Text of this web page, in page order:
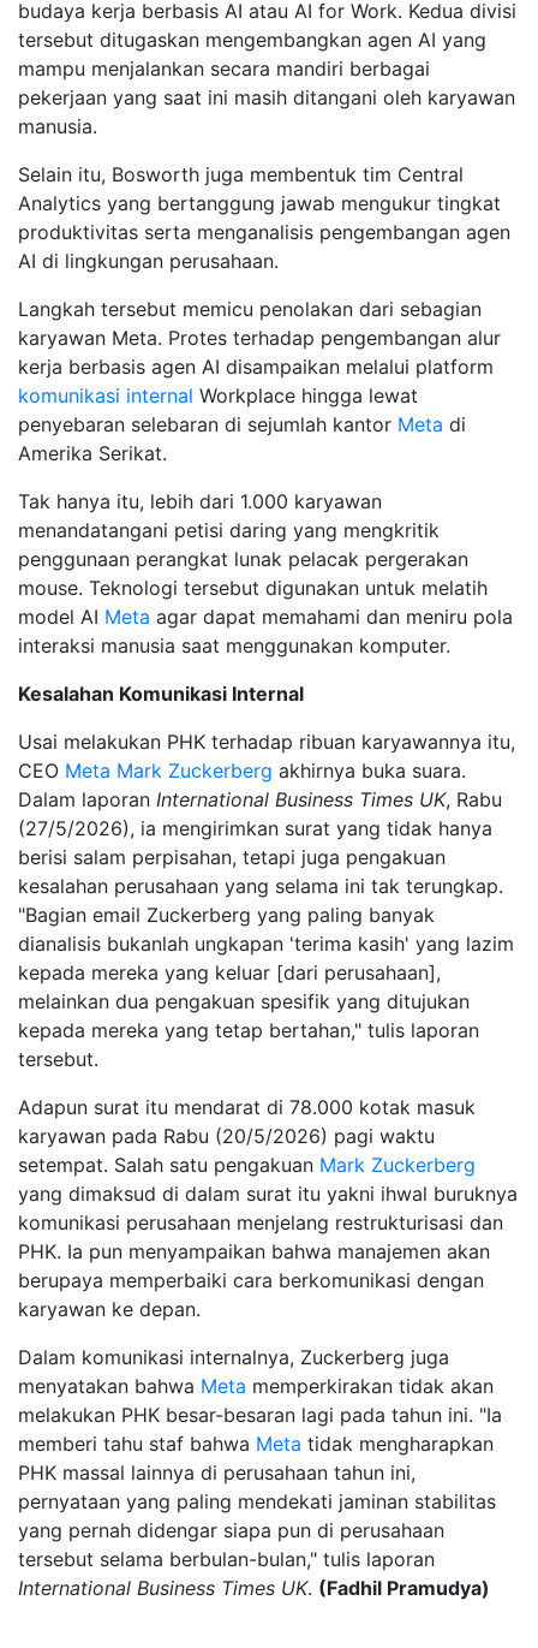
budaya kerja berbasis AI atau AI for Work. Kedua divisi
tersebut ditugaskan mengembangkan agen AI yang
mampu menjalankan secara mandiri berbagai
pekerjaan yang saat ini masih ditangani oleh karyawan
manusia.
Selain itu, Bosworth juga membentuk tim Central
Analytics yang bertanggung jawab mengukur tingkat
produktivitas serta menganalisis pengembangan agen
AI di lingkungan perusahaan.
Langkah tersebut memicu penolakan dari sebagian
karyawan Meta. Protes terhadap pengembangan alur
kerja berbasis agen AI disampaikan melalui platform
komunikasi internal Workplace hingga lewat
penyebaran selebaran di sejumlah kantor Meta di
Amerika Serikat.
Tak hanya itu, lebih dari 1.000 karyawan
menandatangani petisi daring yang mengkritik
penggunaan perangkat lunak pelacak pergerakan
mouse. Teknologi tersebut digunakan untuk melatih
model AI Meta agar dapat memahami dan meniru pola
interaksi manusia saat menggunakan komputer.
Kesalahan Komunikasi Internal
Usai melakukan PHK terhadap ribuan karyawannya itu,
CEO Meta Mark Zuckerberg akhirnya buka suara.
Dalam laporan International Business Times UK, Rabu
(27/5/2026), ia mengirimkan surat yang tidak hanya
berisi salam perpisahan, tetapi juga pengakuan
kesalahan perusahaan yang selama ini tak terungkap.
"Bagian email Zuckerberg yang paling banyak
dianalisis bukanlah ungkapan 'terima kasih' yang lazim
kepada mereka yang keluar [dari perusahaan],
melainkan dua pengakuan spesifik yang ditujukan
kepada mereka yang tetap bertahan," tulis laporan
tersebut.
Adapun surat itu mendarat di 78.000 kotak masuk
karyawan pada Rabu (20/5/2026) pagi waktu
setempat. Salah satu pengakuan Mark Zuckerberg
yang dimaksud di dalam surat itu yakni ihwal buruknya
komunikasi perusahaan menjelang restrukturisasi dan
PHK. Ia pun menyampaikan bahwa manajemen akan
berupaya memperbaiki cara berkomunikasi dengan
karyawan ke depan.
Dalam komunikasi internalnya, Zuckerberg juga
menyatakan bahwa Meta memperkirakan tidak akan
melakukan PHK besar-besaran lagi pada tahun ini. "Ia
memberi tahu staf bahwa Meta tidak mengharapkan
PHK massal lainnya di perusahaan tahun ini,
pernyataan yang paling mendekati jaminan stabilitas
yang pernah didengar siapa pun di perusahaan
tersebut selama berbulan-bulan," tulis laporan
International Business Times UK. (Fadhil Pramudya)